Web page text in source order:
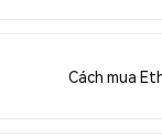
Cách mua